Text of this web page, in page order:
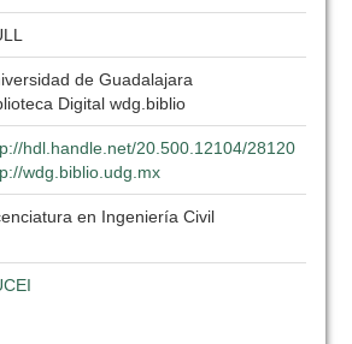
de Guadalajara
Digital wdg.biblio
hdl.handle.net/20.500.12104/28120
wdg.biblio.udg.mx
en Ingeniería Civil